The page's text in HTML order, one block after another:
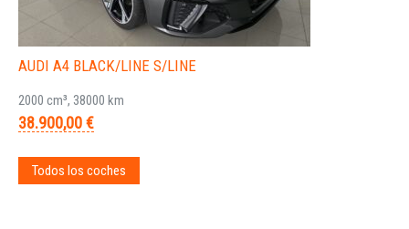
AUDI A4 BLACK/LINE S/LINE
2000 cm³, 38000 km
38.900,00 €
Todos los coches